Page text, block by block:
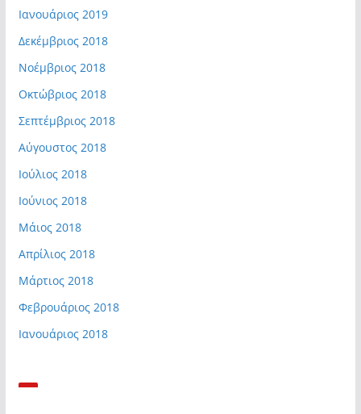
Ιανουάριος 2019
Δεκέμβριος 2018
Νοέμβριος 2018
Οκτώβριος 2018
Σεπτέμβριος 2018
Αύγουστος 2018
Ιούλιος 2018
Ιούνιος 2018
Μάιος 2018
Απρίλιος 2018
Μάρτιος 2018
Φεβρουάριος 2018
Ιανουάριος 2018